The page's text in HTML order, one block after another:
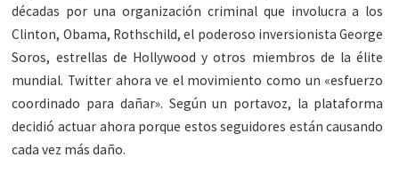
décadas por una organización criminal que involucra a los
Clinton, Obama, Rothschild, el poderoso inversionista George
Soros, estrellas de Hollywood y otros miembros de la élite
mundial. Twitter ahora ve el movimiento como un «esfuerzo
coordinado para dañar». Según un portavoz, la plataforma
decidió actuar ahora porque estos seguidores están causando
cada vez más daño.